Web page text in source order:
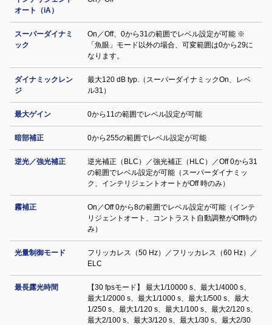
オート（iA）
スーパーダイナミ
ック
On／Off、0から31の範囲でレベル設定が可能 ※
「魚眼」モード以外の場合、可変範囲は0から29に
なります。
ダイナミックレン
ジ
最大120 dB typ.（スーパーダイナミックOn、レベ
ル31）
最大ゲイン 0から11の範囲でレベル設定が可能
暗部補正 0から255の範囲でレベル設定が可能
逆光／強光補正
逆光補正（BLC）／強光補正（HLC）／Off 0から31
の範囲でレベル設定が可能（スーパーダイナミッ
ク、インテリジェントオートがOff 時のみ）
霧補正
On／Off 0から8の範囲でレベル設定が可能（インテ
リジェントオート、コントラスト自動調整がOff時の
み）
光量制御モード
フリッカレス（50 Hz）／フリッカレス（60 Hz）／
ELC
最長露光時間
【30 fpsモード】 最大1/10000 s、最大1/4000 s、
最大1/2000 s、最大1/1000 s、最大1/500 s、最大
1/250 s、最大1/120 s、最大1/100 s、最大2/120 s、
最大2/100 s、最大3/120 s、最大1/30 s、最大2/30